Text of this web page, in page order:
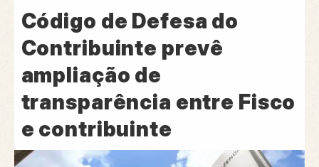
Código de Defesa do
Contribuinte prevê
ampliação de
transparência entre Fisco
e contribuinte